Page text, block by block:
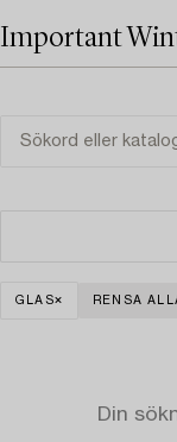
Important
GLAS RENSA
Din